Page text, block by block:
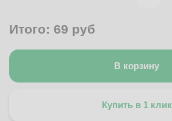
Итого: 69 руб
В корзину
Купить в 1 клик